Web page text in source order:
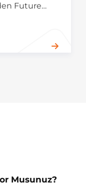
Future
Musunuz?